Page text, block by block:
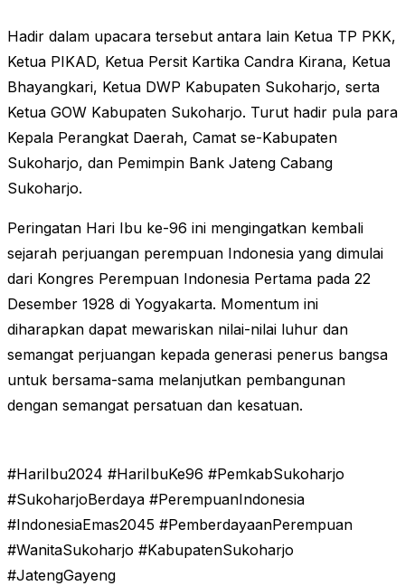
Hadir dalam upacara tersebut antara lain Ketua TP PKK,
Ketua PIKAD, Ketua Persit Kartika Candra Kirana, Ketua
Bhayangkari, Ketua DWP Kabupaten Sukoharjo, serta
Ketua GOW Kabupaten Sukoharjo. Turut hadir pula para
Kepala Perangkat Daerah, Camat se-Kabupaten
Sukoharjo, dan Pemimpin Bank Jateng Cabang
Sukoharjo.
Peringatan Hari Ibu ke-96 ini mengingatkan kembali
sejarah perjuangan perempuan Indonesia yang dimulai
dari Kongres Perempuan Indonesia Pertama pada 22
Desember 1928 di Yogyakarta. Momentum ini
diharapkan dapat mewariskan nilai-nilai luhur dan
semangat perjuangan kepada generasi penerus bangsa
untuk bersama-sama melanjutkan pembangunan
dengan semangat persatuan dan kesatuan.
#HariIbu2024 #HariIbuKe96 #PemkabSukoharjo
#SukoharjoBerdaya #PerempuanIndonesia
#IndonesiaEmas2045 #PemberdayaanPerempuan
#WanitaSukoharjo #KabupatenSukoharjo
#JatengGayeng